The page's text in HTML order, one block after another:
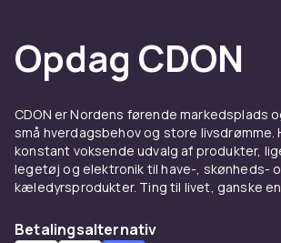
Opdag CDON
CDON er Nordens førende markedsplads
små hverdagsbehov og store livsdrømme.
konstant voksende udvalg af produkter,
legetøj og elektronik til have-, skønheds-
kæledyrsprodukter. Ting til livet, ganske
Betalingsalternativ